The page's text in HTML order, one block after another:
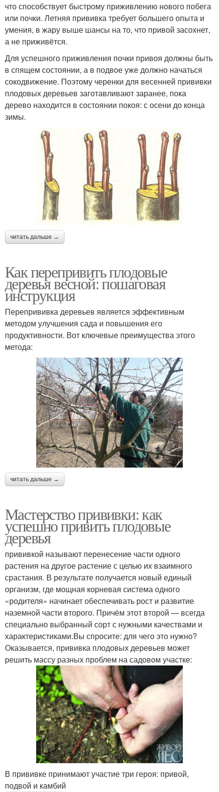
что способствует быстрому приживлению нового побега
или почки. Летняя прививка требует большего опыта и
умения, в жару выше шансы на то, что привой засохнет,
а не приживётся.
Для успешного приживления почки привоя должны быть
в спящем состоянии, а в подвое уже должно начаться
сокодвижение. Поэтому черенки для весенней прививки
плодовых деревьев заготавливают заранее, пока
дерево находится в состоянии покоя: с осени до конца
зимы.
читать дальше →
Как перепривить плодовые
деревья весной: пошаговая
инструкция
Перепрививка деревьев является эффективным
методом улучшения сада и повышения его
продуктивности. Вот ключевые преимущества этого
метода:
читать дальше →
Мастерство прививки: как
успешно привить плодовые
деревья
прививкой называют перенесение части одного
растения на другое растение с целью их взаимного
срастания. В результате получается новый единый
организм, где мощная корневая система одного
«родителя» начинает обеспечивать рост и развитие
наземной части второго. Причём этот второй — всегда
специально выбранный сорт с нужными качествами и
характеристиками.Вы спросите: для чего это нужно?
Оказывается, прививка плодовых деревьев может
решить массу разных проблем на садовом участке:
В прививке принимают участие три героя: привой,
подвой и камбий